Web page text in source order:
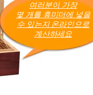
여러분이 가장
몇 개를 휴미더에 넣을
수 있는지 온라인으로
계산하세요